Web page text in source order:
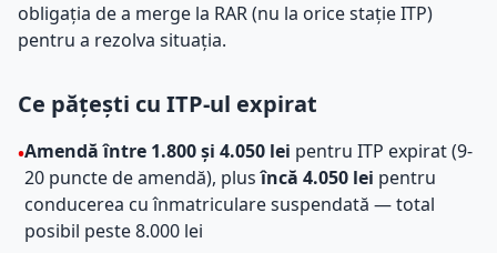
obligația de a merge la RAR (nu la orice stație ITP)
pentru a rezolva situația.
Ce pățești cu ITP-ul expirat
•Amendă între 1.800 și 4.050 lei pentru ITP expirat (9-
20 puncte de amendă), plusîncă 4.050 lei pentru
conducerea cu înmatriculare suspendată — total
posibil peste 8.000 lei